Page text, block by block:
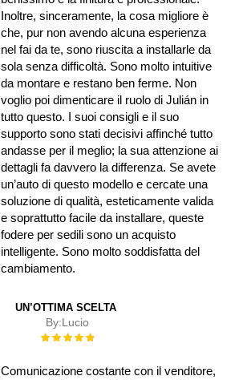
Inoltre, sinceramente, la cosa migliore è
che, pur non avendo alcuna esperienza
nel fai da te, sono riuscita a installarle da
sola senza difficoltà. Sono molto intuitive
da montare e restano ben ferme. Non
voglio poi dimenticare il ruolo di Julián in
tutto questo. I suoi consigli e il suo
supporto sono stati decisivi affinché tutto
andasse per il meglio; la sua attenzione ai
dettagli fa davvero la differenza. Se avete
un’auto di questo modello e cercate una
soluzione di qualità, esteticamente valida
e soprattutto facile da installare, queste
fodere per sedili sono un acquisto
intelligente. Sono molto soddisfatta del
cambiamento.
UN’OTTIMA SCELTA
By:Lucio
Rating:
Comunicazione costante con il venditore,